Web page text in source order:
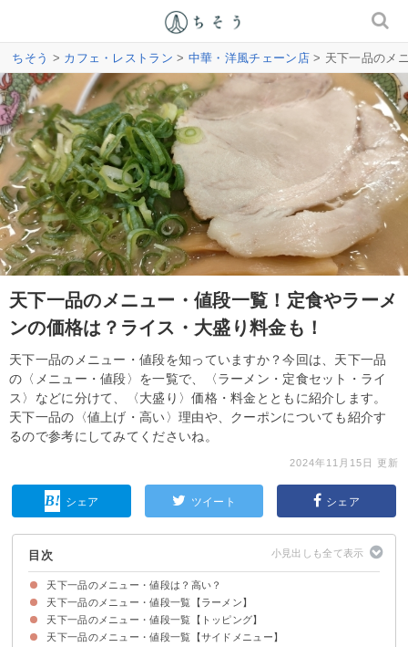
ちそう > カフェ・レストラン > 中華・洋風チェーン店> 天下一品のメ
天下一品のメニュー・値段一覧！定食やラーメ
ンの価格は？ライス・大盛り料金も！
天下一品のメニュー・値段を知っていますか？今回は、天下一品
の〈メニュー・値段〉を一覧で、〈ラーメン・定食セット・ライ
ス〉などに分けて、〈大盛り〉価格・料金とともに紹介します。
天下一品の〈値上げ・高い〉理由や、クーポンについても紹介す
るので参考にしてみてくださいね。
2024年11月15日 更新
シェア ツイート シェア
目次
天下一品のメニュー・値段は？高い？
天下一品の値段は店舗・エリアによって違うので注意しよう
天下一品のメニュー・値段一覧【ラーメン】
天下一品のメニュー・値段一覧【トッピング】
天下一品のメニュー・値段一覧【サイドメニュー】